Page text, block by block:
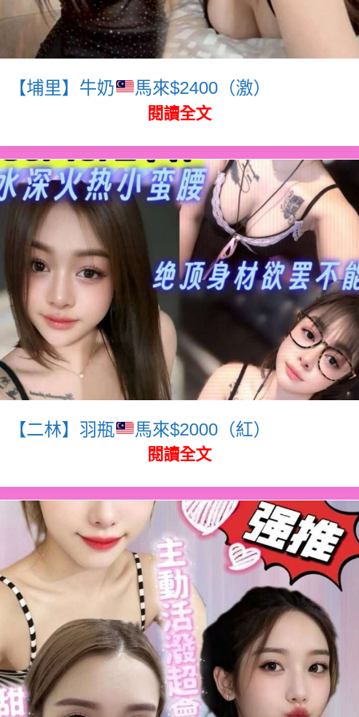
【埔里】牛奶 馬來$2400（激）
閱讀全文
【二林】羽瓶 馬來$2000（紅）
閱讀全文